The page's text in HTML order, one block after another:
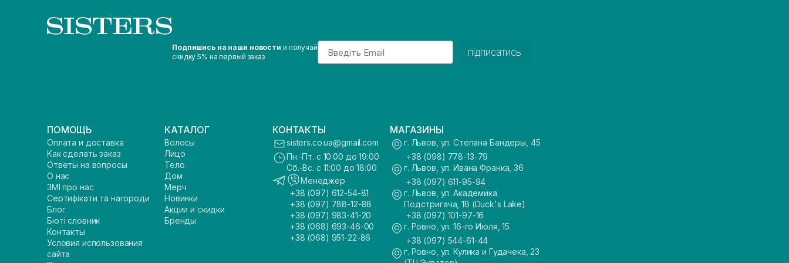
Подпишись на наши новости и получай
скидку 5% на первый заказ
Email
підписатись
ПОМОЩЬ
Оплата и доставка
Как сделать заказ
Ответы на вопросы
О нас
ЗМІ про нас
Сертифікати та нагороди
Блог
Бюті словник
Контакты
Условия использования
сайта
КАТАЛОГ
Волосы
Лицо
Тело
Дом
Мерч
Новинки
Акции и скидки
Бренды
КОНТАКТЫ
sisters.co.ua@gmail.com
Пн.-Пт. с 10:00 до 19:00
Сб.-Вс. с 11:00 до 18:00
Менеджер
+38 (097) 612-54-81
+38 (097) 788-12-88
+38 (097) 983-41-20
+38 (068) 693-46-00
+38 (068) 951-22-86
МАГАЗИНЫ
г. Львов, ул. Степана Бандеры, 45
+38 (098) 778-13-79
г. Львов, ул. Ивана Франка, 36
+38 (097) 611-95-94
г. Львов, ул. Академика
Подстригача, 1В (Duck's Lake)
+38 (097) 101-97-16
г. Ровно, ул. 16-го Июля, 15
+38 (097) 544-61-44
г. Ровно, ул. Кулика и Гудачека, 23